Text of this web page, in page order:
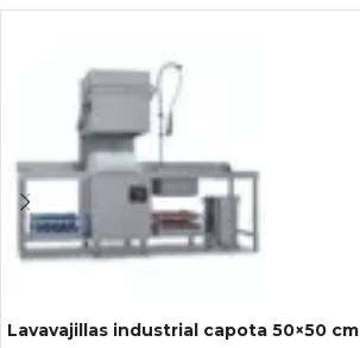
Lavavajillas industrial capota 50×50 cm